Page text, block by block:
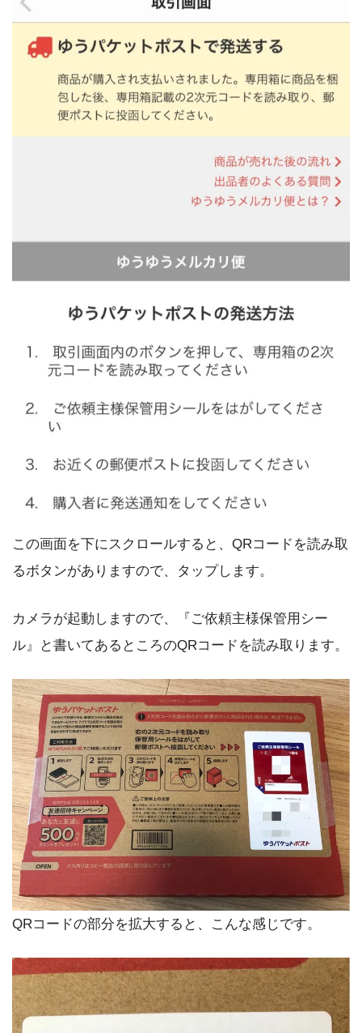
この画面を下にスクロールすると、QRコードを読み取
るボタンがありますので、タップします。
カメラが起動しますので、『ご依頼主様保管用シー
ル』と書いてあるところのQRコードを読み取ります。
QRコードの部分を拡大すると、こんな感じです。